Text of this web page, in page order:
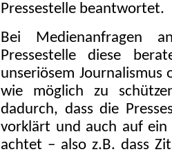
Pressestelle beantwortet.
Bei Medienanfragen
Pressestelle diese
unseriösem
wie möglich zu
dadurch, dass die
vorklärt und auch auf ein
achtet – also z.B. dass